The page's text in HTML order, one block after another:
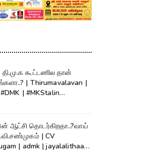
கூட்டணில தான்
| Thirumavalavan |
| #MKStalin
ஆட்சி தொடர்கிறதா..?வாய்
| CV
| admk | jayalalithaa |